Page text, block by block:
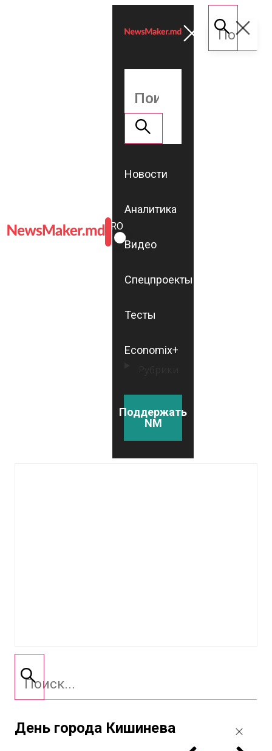
ROMÂNĂ
RU
Новости
Аналитика
Видео
Спецпроекты
Тесты
Economix+
Поддержать
NM
День города Кишинева